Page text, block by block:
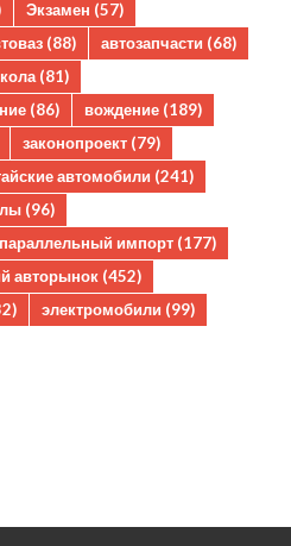
Экзамен (57)
(88) автозапчасти (68)
(81)
(86) вождение (189)
законопроект (79)
автомобили (241)
(96)
параллельный импорт (177)
авторынок (452)
электромобили (99)